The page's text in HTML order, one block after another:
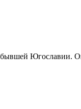
Югославии.